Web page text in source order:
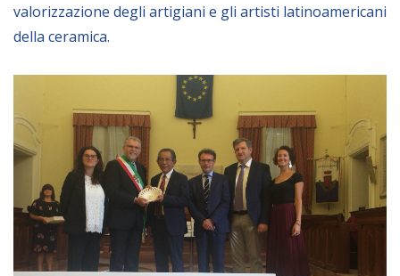
Empowerment socio- economico
EL PAcCTO
EUROFRONT
COPOLAD III
AL-INVEST Verde
MEDIA
valorizzazione degli artigiani e gli artisti latinoamericani
della ceramica.